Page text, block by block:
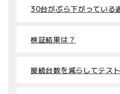
30台がぶら下がっている
検証結果は？
接続台数を減らしてテス